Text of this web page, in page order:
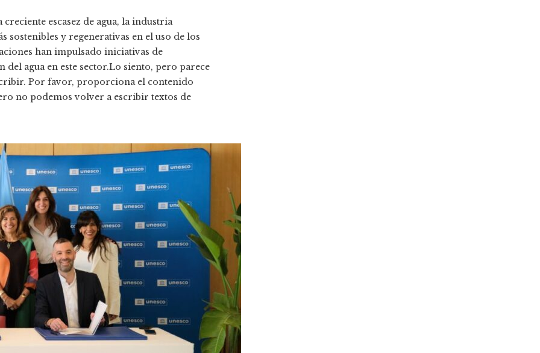
escasez de agua, la industria
y regenerativas en el uso de los
han impulsado iniciativas de
agua en este sector.​Lo siento, pero parece
Por favor, proporciona el contenido
no podemos volver a escribir textos de